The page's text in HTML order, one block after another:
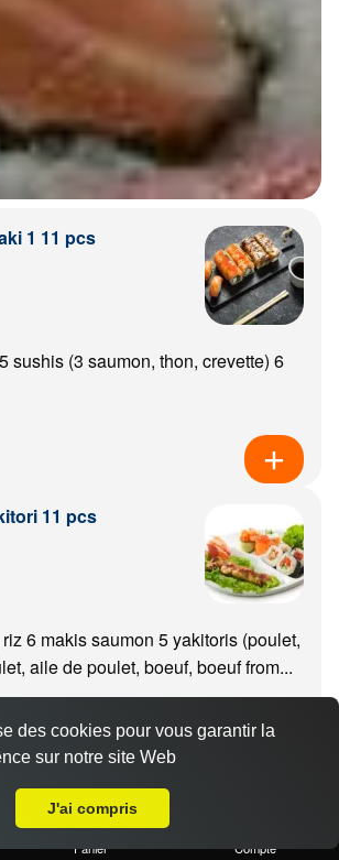
1 11 pcs
sushis (3 saumon, thon, crevette) 6
11 pcs
6 makis saumon 5 yakitoris (poulet,
aile de poulet, boeuf, boeuf from...
Yakitori 11 pcs
Panier Compte
des cookies pour vous garantir la
sur notre site Web
J'ai compris